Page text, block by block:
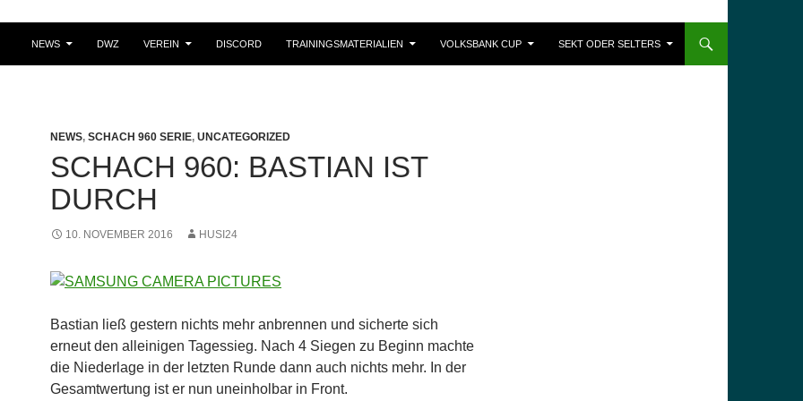
NEWS DWZ VEREIN DISCORD TRAININGSMATERIALIEN VOLKSBANK CUP SEKT ODER SELTERS
NEWS, SCHACH 960 SERIE, UNCATEGORIZED
SCHACH 960: BASTIAN IST
DURCH
10. NOVEMBER 2016 HUSI24
Bastian ließ gestern nichts mehr anbrennen und sicherte sich
erneut den alleinigen Tagessieg. Nach 4 Siegen zu Beginn machte
die Niederlage in der letzten Runde dann auch nichts mehr. In der
Gesamtwertung ist er nun uneinholbar in Front.